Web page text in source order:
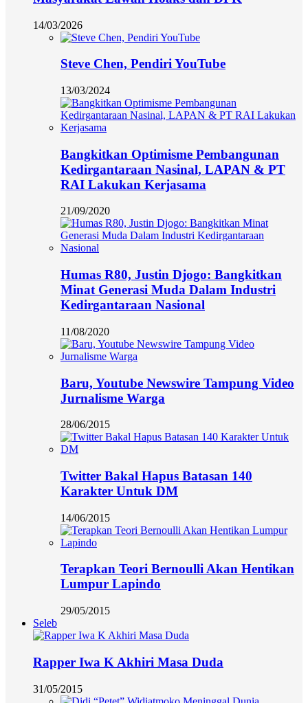
14/03/2026
Steve Chen, Pendiri YouTube
13/03/2024
Bangkitkan Optimisme Pembangunan
Kedirgantaraan Nasinal, LAPAN & PT
RAI Lakukan Kerjasama
21/09/2020
Humas R80, Justin Djogo: Bangkitkan
Minat Generasi Muda Dalam Industri
Kedirgantaraan Nasional
11/08/2020
Baru, Youtube Newswire Tampung Video
Jurnalisme Warga
28/06/2015
Twitter Bakal Hapus Batasan 140
Karakter Untuk DM
14/06/2015
Terapkan Teori Bernoulli Akan Hentikan
Lumpur Lapindo
29/05/2015
Seleb
Rapper Iwa K Akhiri Masa Duda
31/05/2015